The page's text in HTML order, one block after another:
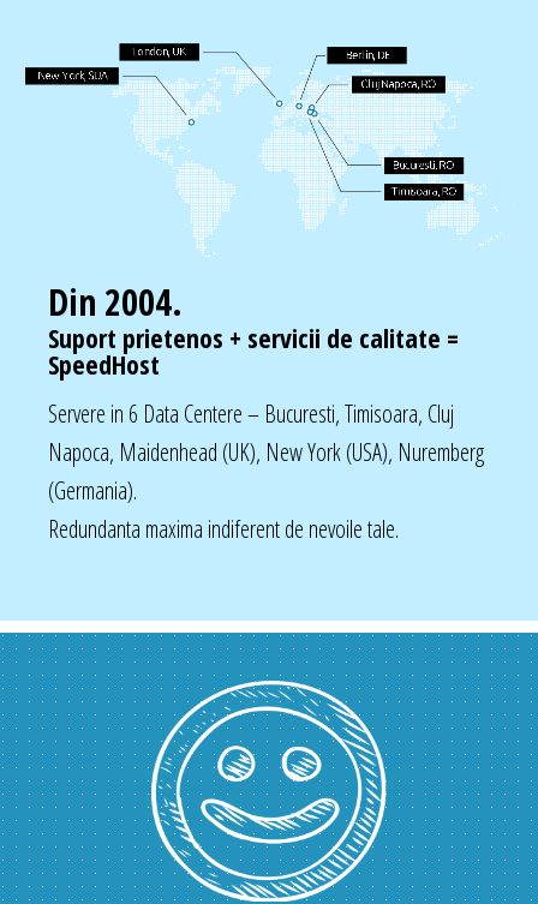
Din 2004.
Suport prietenos + servicii de calitate =
SpeedHost
Servere in 6 Data Centere – Bucuresti, Timisoara, Cluj
Napoca, Maidenhead (UK), New York (USA), Nuremberg
(Germania).
Redundanta maxima indiferent de nevoile tale.